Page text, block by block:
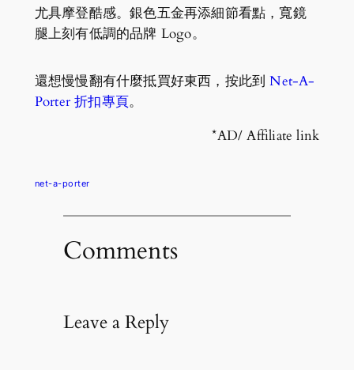
尤具摩登酷感。銀色五金再添細節看點，寬鏡
腿上刻有低調的品牌 Logo。
還想慢慢翻有什麼抵買好東西，按此到Net-A-
Porter 折扣專頁。
*AD/ Affiliate link
net-a-porter
Comments
Leave a Reply